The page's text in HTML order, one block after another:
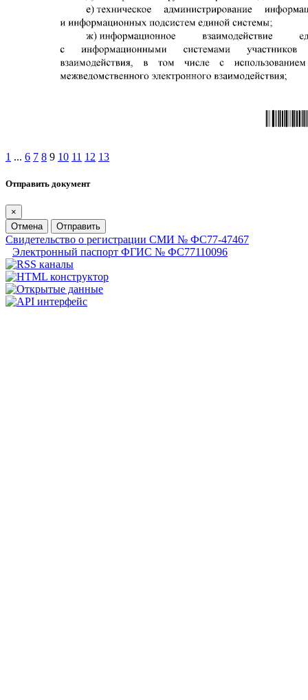
1 ... 6 7 8 9 10 11 12 13
Отправить документ
×
Отмена
Отправить
Свидетельство о регистрации СМИ № ФС77-47467
Электронный паспорт ФГИС № ФС77110096